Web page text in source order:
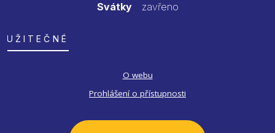
Svátkyzavřeno
UŽITEČNÉ
O webu
Prohlášení o přístupnosti